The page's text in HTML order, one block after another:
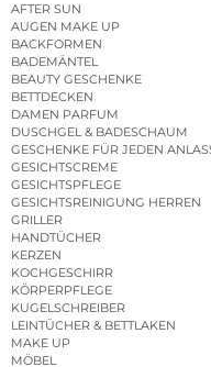
AFTER SUN
AUGEN MAKE UP
BACKFORMEN
BADEMÄNTEL
BEAUTY GESCHENKE
BETTDECKEN
DAMEN PARFUM
DUSCHGEL & BADESCHAUM
GESCHENKE FÜR JEDEN
GESICHTSCREME
GESICHTSPFLEGE
GESICHTSREINIGUNG HERREN
GRILLER
HANDTÜCHER
KERZEN
KOCHGESCHIRR
KÖRPERPFLEGE
KUGELSCHREIBER
LEINTÜCHER & BETTLAKEN
MAKE UP
MÖBEL